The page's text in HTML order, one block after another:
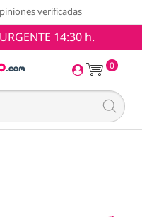
verificadas
14:30 h.
0